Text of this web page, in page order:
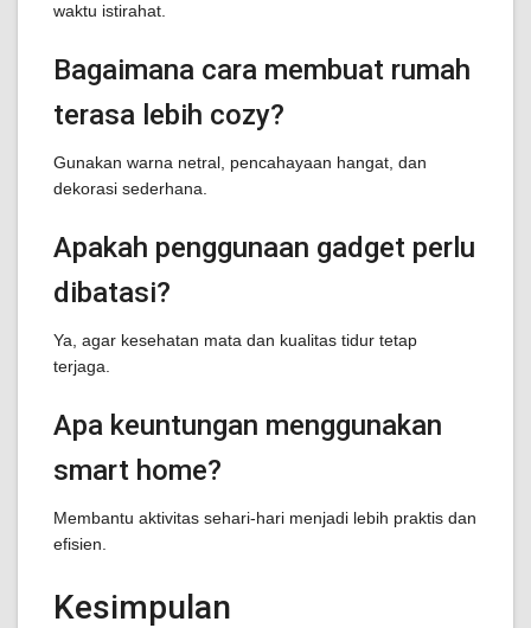
waktu istirahat.
Bagaimana cara membuat rumah
terasa lebih cozy?
Gunakan warna netral, pencahayaan hangat, dan
dekorasi sederhana.
Apakah penggunaan gadget perlu
dibatasi?
Ya, agar kesehatan mata dan kualitas tidur tetap
terjaga.
Apa keuntungan menggunakan
smart home?
Membantu aktivitas sehari-hari menjadi lebih praktis dan
efisien.
Kesimpulan